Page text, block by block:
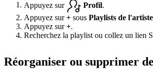
Appuyez sur Profil
Appuyez sur+ sous Playlists de l'artiste
Appuyez sur+.
Recherchez la playlist ou collez un lien
Réorganiser ou supprimer